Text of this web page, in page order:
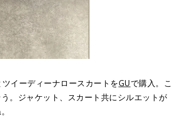
イーディーナロースカートをGUで購入。こ
。ジャケット、スカート共にシルエットが